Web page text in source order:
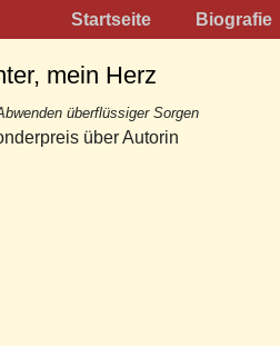
Startseite Biografie
mein Herz
überflüssiger Sorgen
über Autorin